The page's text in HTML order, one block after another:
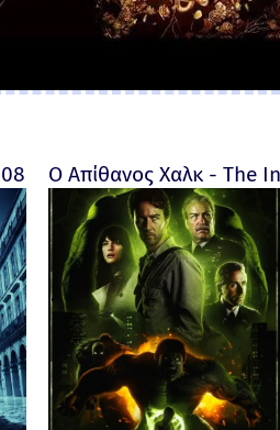
Ο Απίθανος Χαλκ - The